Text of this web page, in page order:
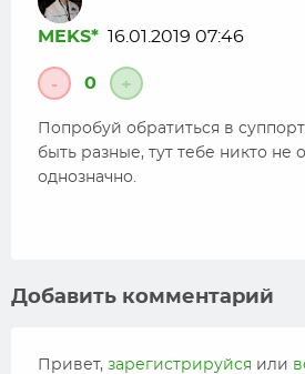
MEKS* 16.01.2019 07:46
- 0 +
Попробуй обратиться в
быть разные, тут тебе никто не
однозначно.
Добавить комментарий
Привет, зарегистрируйся или